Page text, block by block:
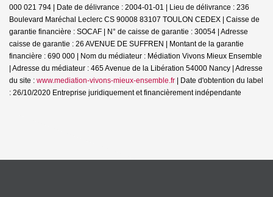
000 021 794 | Date de délivrance : 2004-01-01 | Lieu de délivrance : 236
Boulevard Maréchal Leclerc CS 90008 83107 TOULON CEDEX | Caisse de
garantie financière : SOCAF | N° de caisse de garantie : 30054 | Adresse
caisse de garantie : 26 AVENUE DE SUFFREN | Montant de la garantie
financière : 690 000 | Nom du médiateur : Médiation Vivons Mieux Ensemble
| Adresse du médiateur : 465 Avenue de la Libération 54000 Nancy | Adresse
du site : www.mediation-vivons-mieux-ensemble.fr | Date d'obtention du label
: 26/10/2020 Entreprise juridiquement et financièrement indépendante